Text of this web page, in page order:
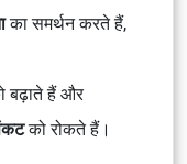
का समर्थन करते हैं,
बढ़ाते हैं और
को रोकते हैं।